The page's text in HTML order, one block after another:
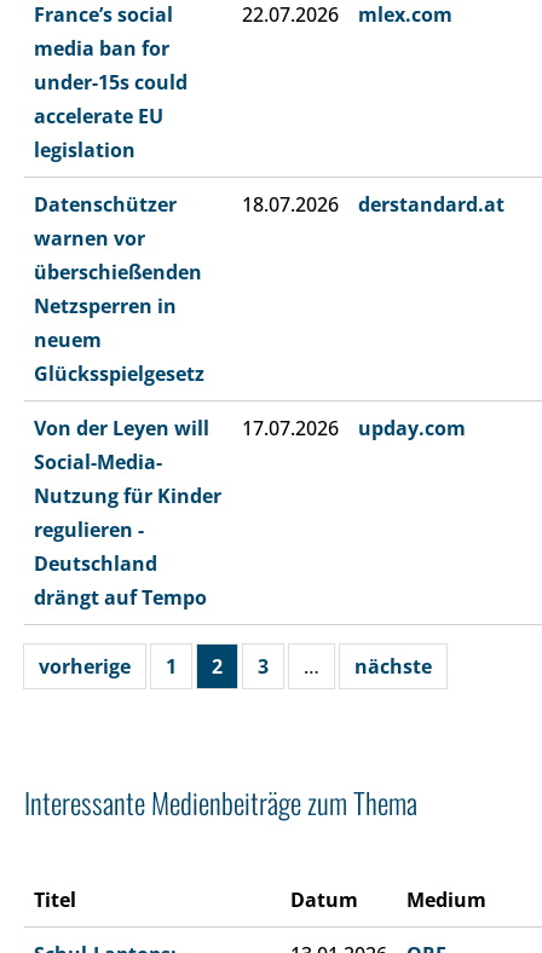
France’s social
media ban for
under-15s could
accelerate EU
legislation
22.07.2026 mlex.com
Datenschützer
warnen vor
überschießenden
Netzsperren in
neuem
Glücksspielgesetz
18.07.2026 derstandard.at
Von der Leyen will
Social-Media-
Nutzung für Kinder
regulieren -
Deutschland
drängt auf Tempo
17.07.2026 upday.com
vorherige 1 2 3 … nächste
Interessante Medienbeiträge zum Thema
Titel Datum Medium